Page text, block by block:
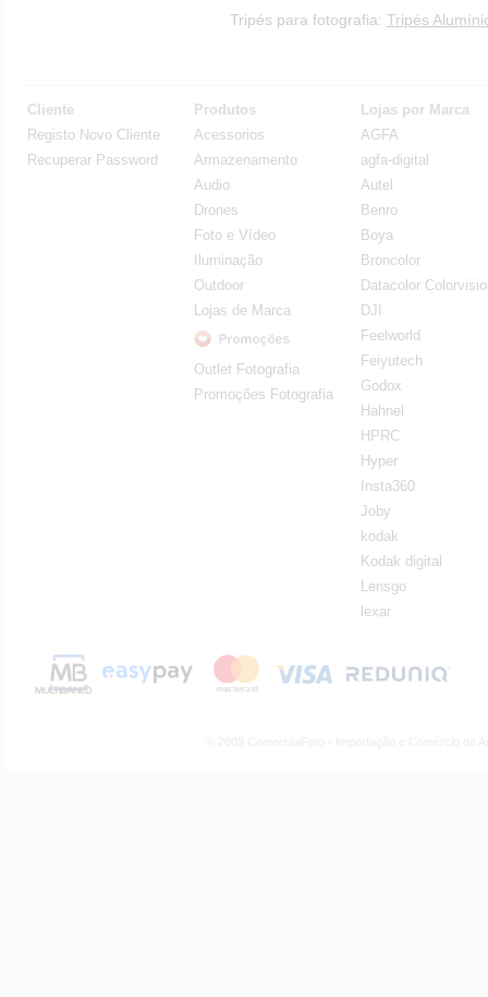
Tripés para fotografia: Tripés
Cliente
Registo Novo Cliente
Recuperar Password
Produtos
Acessorios
Armazenamento
Audio
Drones
Foto e Vídeo
Iluminação
Outdoor
Lojas de Marca
Outlet Fotografia
Promoções Fotografia
Lojas por Marca
AGFA
agfa-digital
Autel
Benro
Boya
Broncolor
Datacolor
DJI
Feelworld
Feiyutech
Godox
Hahnel
HPRC
Hyper
Insta360
Joby
kodak
Kodak digital
Lensgo
lexar